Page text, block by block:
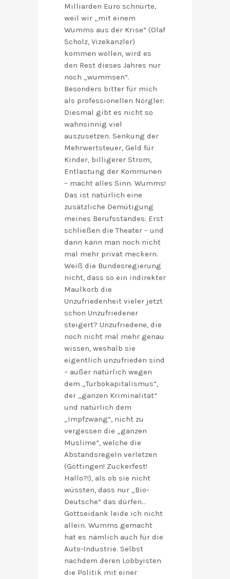
Milliarden Euro schnürte,
weil wir „mit einem
Wumms aus der Krise“ (Olaf
Scholz, Vizekanzler)
kommen wollen, wird es
den Rest dieses Jahres nur
noch „wummsen“.
Besonders bitter für mich
als professionellen Nörgler:
Diesmal gibt es nicht so
wahnsinnig viel
auszusetzen. Senkung der
Mehrwertsteuer, Geld für
Kinder, billigerer Strom,
Entlastung der Kommunen
– macht alles Sinn. Wumms!
Das ist natürlich eine
zusätzliche Demütigung
meines Berufsstandes: Erst
schließen die Theater – und
dann kann man noch nicht
mal mehr privat meckern.
Weiß die Bundesregierung
nicht, dass so ein indirekter
Maulkorb die
Unzufriedenheit vieler jetzt
schon Unzufriedener
steigert? Unzufriedene, die
noch nicht mal mehr genau
wissen, weshalb sie
eigentlich unzufrieden sind
– außer natürlich wegen
dem „Turbokapitalismus“,
der „ganzen Kriminalität“
und natürlich dem
„Impfzwang“, nicht zu
vergessen die „ganzen
Muslime“, welche die
Abstandsregeln verletzen
(Göttingen! Zuckerfest!
Hallo?!), als ob sie nicht
wüssten, dass nur „Bio-
Deutsche“ das dürfen…
Gottseidank leide ich nicht
allein. Wumms gemacht
hat es nämlich auch für die
Auto-Industrie. Selbst
nachdem deren Lobbyisten
die Politik mit einer